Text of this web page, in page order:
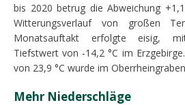
bis 2020 betrug die Abweichung
Witterungsverlauf von großen
Monatsauftakt erfolgte eisig,
Tiefstwert von -14,2 °C im
von 23,9 °C wurde im
Mehr Niederschläge